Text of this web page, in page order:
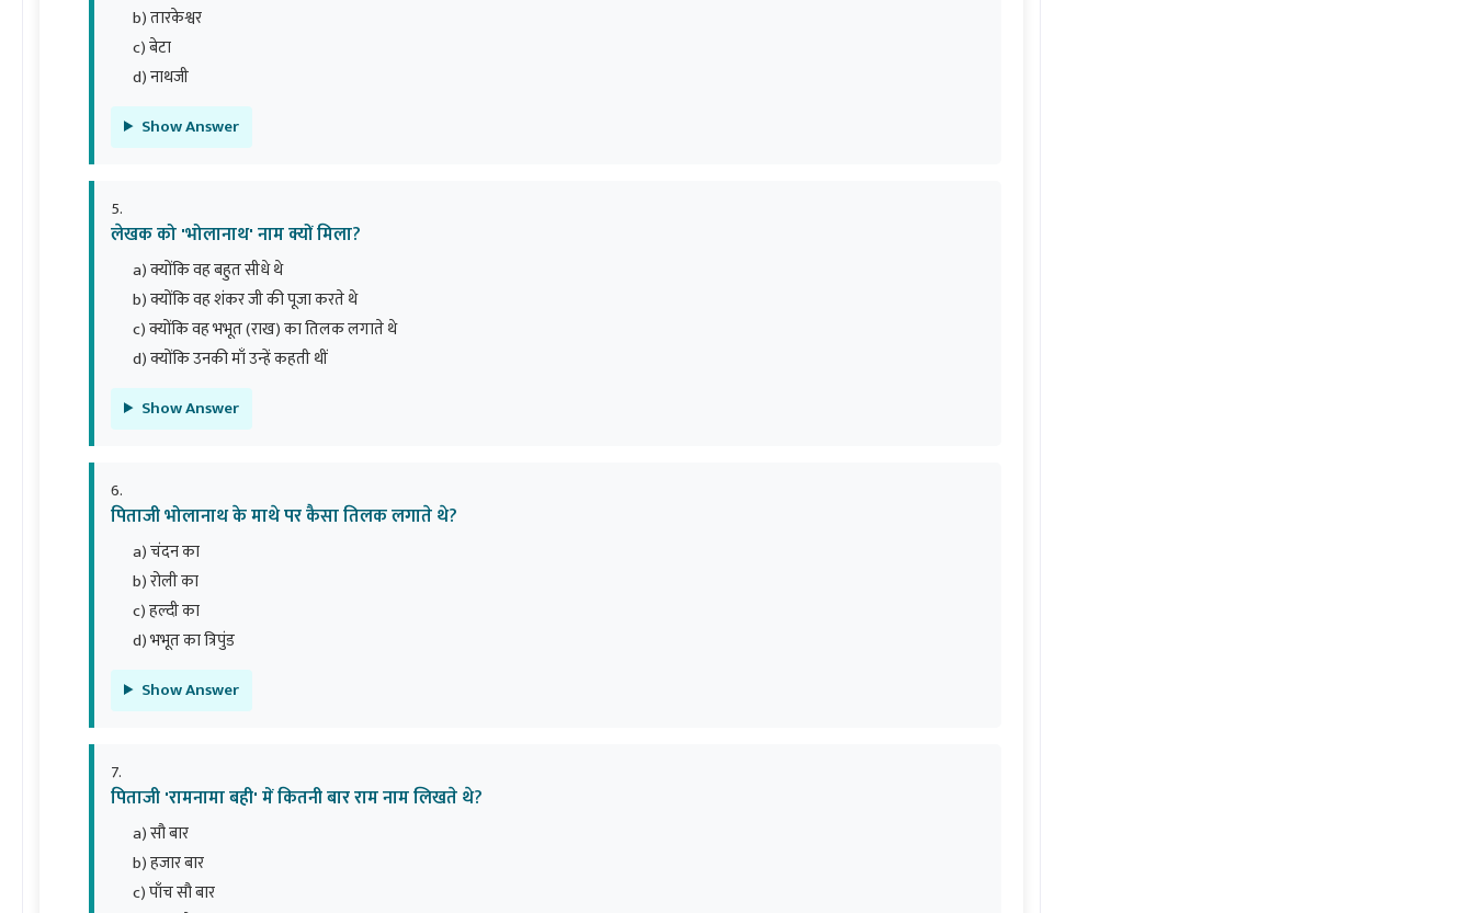
b) तारकेश्वर
c) बेटा
d) नाथजी
Show Answer
लेखक को 'भोलानाथ' नाम क्यों मिला?
a) क्योंकि वह बहुत सीधे थे
b) क्योंकि वह शंकर जी की पूजा करते थे
c) क्योंकि वह भभूत (राख) का तिलक लगाते थे
d) क्योंकि उनकी माँ उन्हें कहती थीं
Show Answer
पिताजी भोलानाथ के माथे पर कैसा तिलक लगाते थे?
a) चंदन का
b) रोली का
c) हल्दी का
d) भभूत का त्रिपुंड
Show Answer
पिताजी 'रामनामा बही' में कितनी बार राम नाम लिखते थे?
a) सौ बार
b) हजार बार
c) पाँच सौ बार